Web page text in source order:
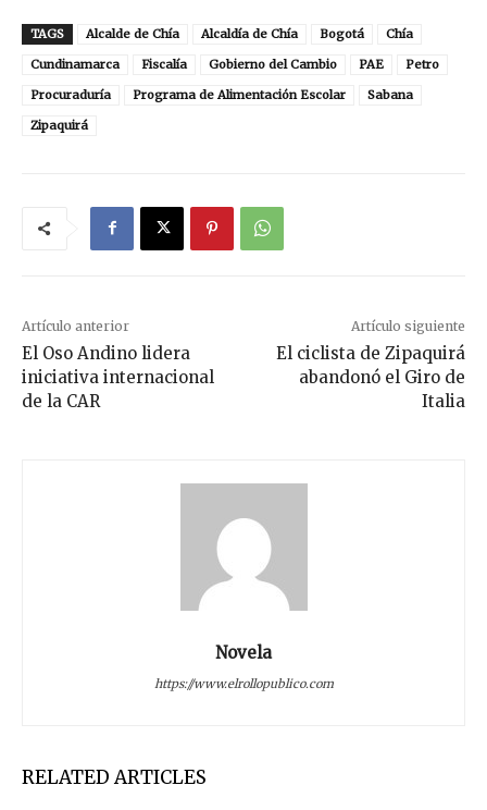
TAGS Alcalde de Chía Alcaldía de Chía Bogotá
Chía
Cundinamarca
Fiscalía Gobierno del Cambio PAE
Petro
Procuraduría
Programa de Alimentación Escolar
Sabana
Zipaquirá
Artículo anterior
El Oso Andino lidera
iniciativa internacional
de la CAR
Artículo siguiente
El ciclista de Zipaquirá
abandonó el Giro de
Italia
Novela
https://www.elrollopublico.com
RELATED ARTICLES